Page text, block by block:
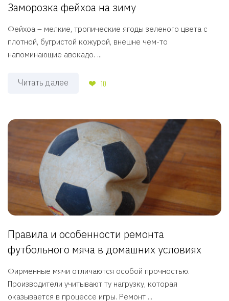
Заморозка фейхоа на зиму
Фейхоа – мелкие, тропические ягоды зеленого цвета с
плотной, бугристой кожурой, внешне чем-то
напоминающие авокадо. ...
Читать далее 10
Правила и особенности ремонта
футбольного мяча в домашних условиях
Фирменные мячи отличаются особой прочностью.
Производители учитывают ту нагрузку, которая
оказывается в процессе игры. Ремонт ...